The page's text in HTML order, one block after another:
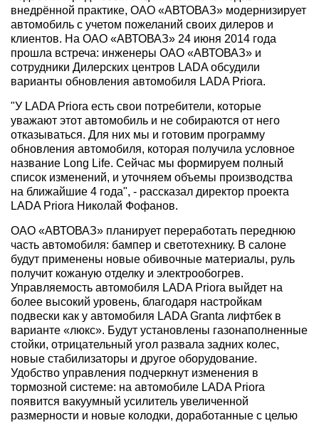
внедрённой практике, ОАО «АВТОВАЗ» модернизирует
автомобиль с учетом пожеланий своих дилеров и
клиентов. На ОАО «АВТОВАЗ» 24 июня 2014 года
прошла встреча: инженеры ОАО «АВТОВАЗ» и
сотрудники Дилерских центров LADA обсудили
варианты обновления автомобиля LADA Priora.
"У LADA Priora есть свои потребители, которые
уважают этот автомобиль и не собираются от него
отказываться. Для них мы и готовим программу
обновления автомобиля, которая получила условное
название Long Life. Сейчас мы формируем полный
список изменений, и уточняем объемы производства
на ближайшие 4 года", - рассказал директор проекта
LADA Priora Николай Фофанов.
ОАО «АВТОВАЗ» планирует переработать переднюю
часть автомобиля: бампер и светотехнику. В салоне
будут применены новые обивочные материалы, руль
получит кожаную отделку и электрообогрев.
Управляемость автомобиля LADA Priora выйдет на
более высокий уровень, благодаря настройкам
подвески как у автомобиля LADA Granta лифтбек в
варианте «люкс». Будут установлены газонаполненные
стойки, отрицательный угол развала задних колес,
новые стабилизаторы и другое оборудование.
Удобство управления подчеркнут изменения в
тормозной системе: на автомобиле LADA Priora
появится вакуумный усилитель увеличенной
размерности и новые колодки, доработанные с целью